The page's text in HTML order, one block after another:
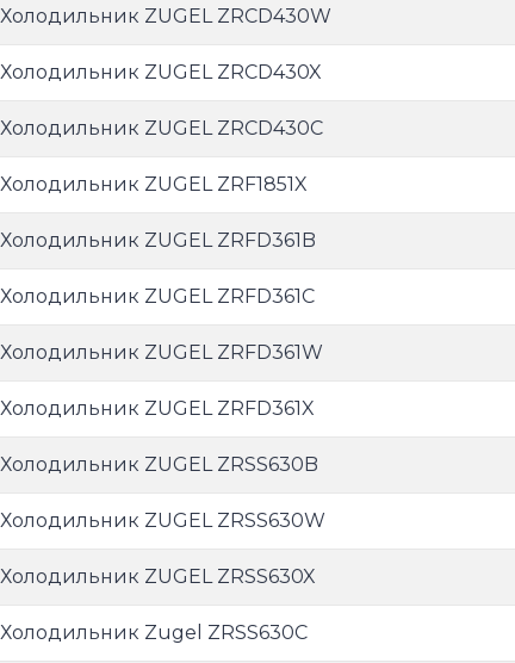
Холодильник ZUGEL ZRCD430W
Холодильник ZUGEL ZRCD430X
Холодильник ZUGEL ZRCD430С
Холодильник ZUGEL ZRF1851X
Холодильник ZUGEL ZRFD361B
Холодильник ZUGEL ZRFD361C
Холодильник ZUGEL ZRFD361W
Холодильник ZUGEL ZRFD361X
Холодильник ZUGEL ZRSS630B
Холодильник ZUGEL ZRSS630W
Холодильник ZUGEL ZRSS630X
Холодильник Zugel ZRSS630С